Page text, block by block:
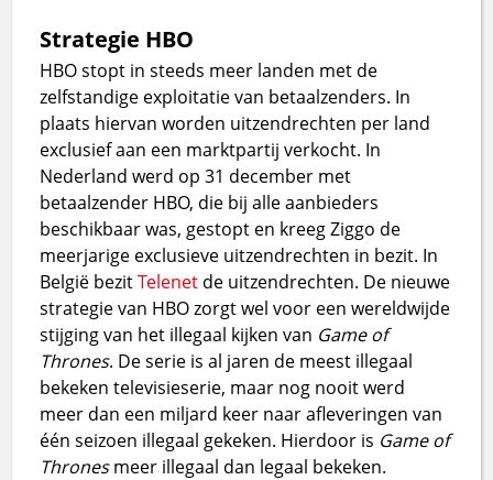
Strategie HBO
HBO stopt in steeds meer landen met de
zelfstandige exploitatie van betaalzenders. In
plaats hiervan worden uitzendrechten per land
exclusief aan een marktpartij verkocht. In
Nederland werd op 31 december met
betaalzender HBO, die bij alle aanbieders
beschikbaar was, gestopt en kreeg Ziggo de
meerjarige exclusieve uitzendrechten in bezit. In
België bezitTelenet de uitzendrechten. De nieuwe
strategie van HBO zorgt wel voor een wereldwijde
stijging van het illegaal kijken van Game of
Thrones. De serie is al jaren de meest illegaal
bekeken televisieserie, maar nog nooit werd
meer dan een miljard keer naar afleveringen van
één seizoen illegaal gekeken. Hierdoor is Game of
Thronesmeer illegaal dan legaal bekeken.